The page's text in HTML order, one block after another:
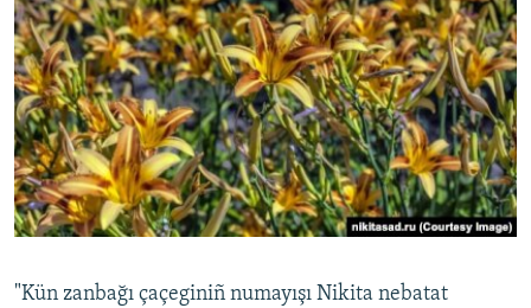
"Kün zanbağı çaçeginiñ numayışı Nikita nebatat